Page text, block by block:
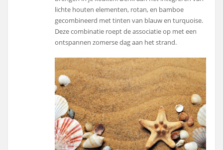
lichte houten elementen, rotan, en bamboe
gecombineerd met tinten van blauw en turquoise.
Deze combinatie roept de associatie op met een
ontspannen zomerse dag aan het strand.